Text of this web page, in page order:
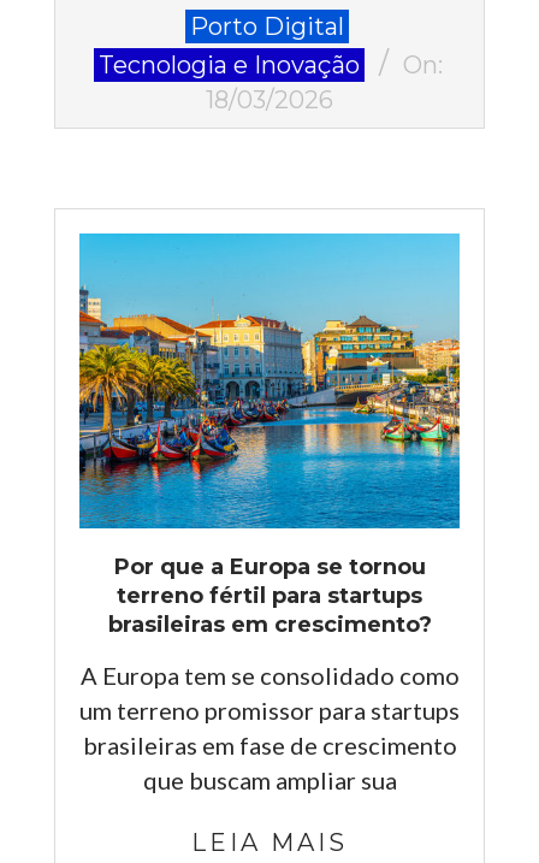
Porto Digital
Tecnologia e Inovação
On:
18/03/2026
Por que a Europa se tornou
terreno fértil para startups
brasileiras em crescimento?
A Europa tem se consolidado como
um terreno promissor para startups
brasileiras em fase de crescimento
que buscam ampliar sua
LEIA MAIS